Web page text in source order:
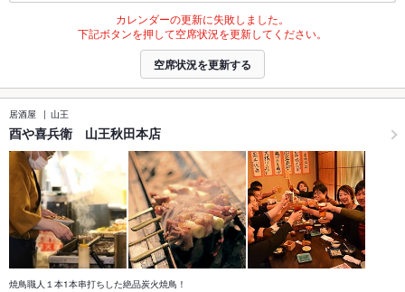
カレンダーの更新に失敗しました。
下記ボタンを押して空席状況を更新してください。
空席状況を更新する
居酒屋 山王
酉や喜兵衛 山王秋田本店
焼鳥職人１本1本串打ちした絶品炭火焼鳥！